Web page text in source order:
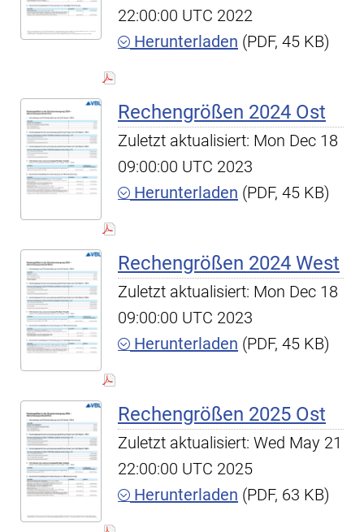
22:00:00 UTC 2022
Herunterladen (PDF, 45 KB)
Rechengrößen 2024 Ost
Zuletzt aktualisiert: Mon Dec 18
09:00:00 UTC 2023
Herunterladen (PDF, 45 KB)
Rechengrößen 2024 West
Zuletzt aktualisiert: Mon Dec 18
09:00:00 UTC 2023
Herunterladen (PDF, 45 KB)
Rechengrößen 2025 Ost
Zuletzt aktualisiert: Wed May 21
22:00:00 UTC 2025
Herunterladen (PDF, 63 KB)